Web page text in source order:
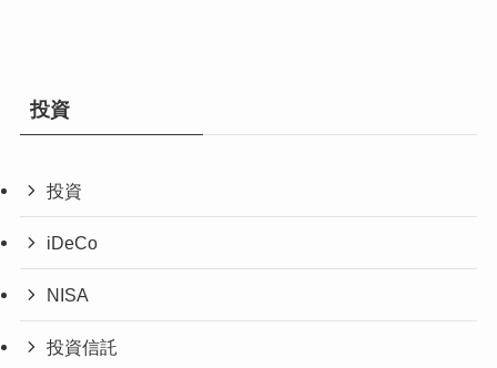
投資
投資
iDeCo
NISA
投資信託